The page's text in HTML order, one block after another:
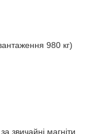
980 кг)
звичайні магніти